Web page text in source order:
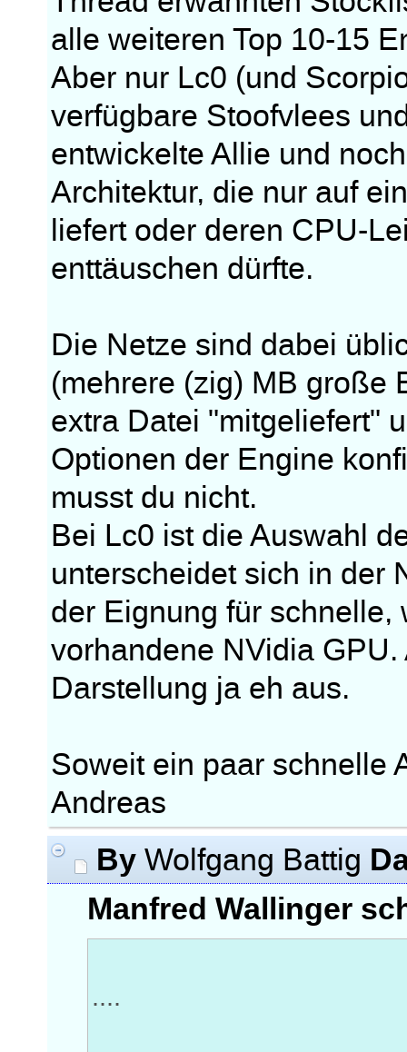
alle weiteren Top 10-15
Aber nur Lc0 (und
verfügbare Stoofvlees
entwickelte Allie und
Architektur, die nur auf
liefert oder deren CPU-
enttäuschen dürfte.
Die Netze sind dabei
(mehrere (zig) MB große
extra Datei "mitgeliefert"
Optionen der Engine
musst du nicht.
Bei Lc0 ist die Auswahl
unterscheidet sich in der
der Eignung für
vorhandene NVidia
Darstellung ja eh aus.
Soweit ein paar schnelle
Andreas
By Wolfgang Battig
Manfred Wallinger
....